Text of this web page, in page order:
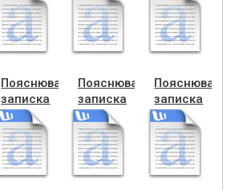
план
на
2022
рік
план
на
2022
рік
план
на
2022
рік
Пояснювальна
записка
до
фінплану
ККП
Пояснювальна
записка
до
фінплану
КП
Благоустрій
записка
до
фінплану
КП
Ритуальна
служба